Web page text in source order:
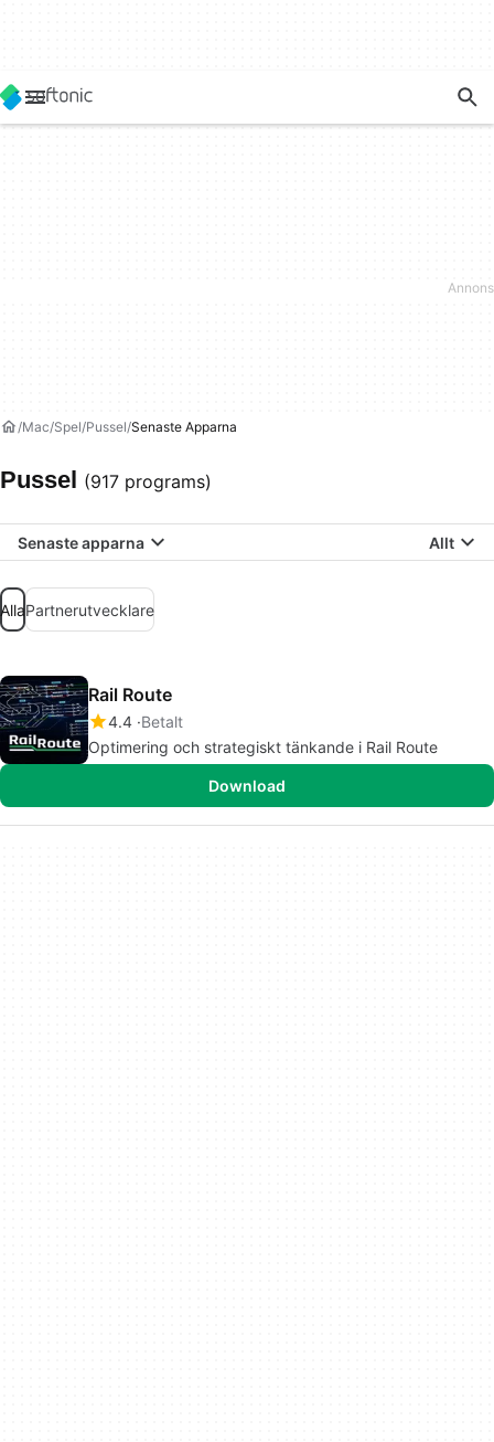
Mac Spel Pussel Senaste Apparna
Pussel (917 programs)
Senaste apparna Allt
AllaPartnerutvecklare
Rail Route
4.4 Betalt
Optimering och strategiskt tänkande i Rail Route
Download